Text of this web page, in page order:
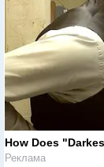
How Does
Реклама